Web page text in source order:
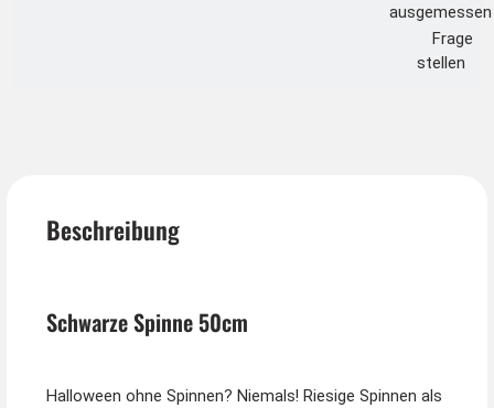
ausgemessen
Frage
stellen
Beschreibung
Schwarze Spinne 50cm
Halloween ohne Spinnen? Niemals! Riesige Spinnen als